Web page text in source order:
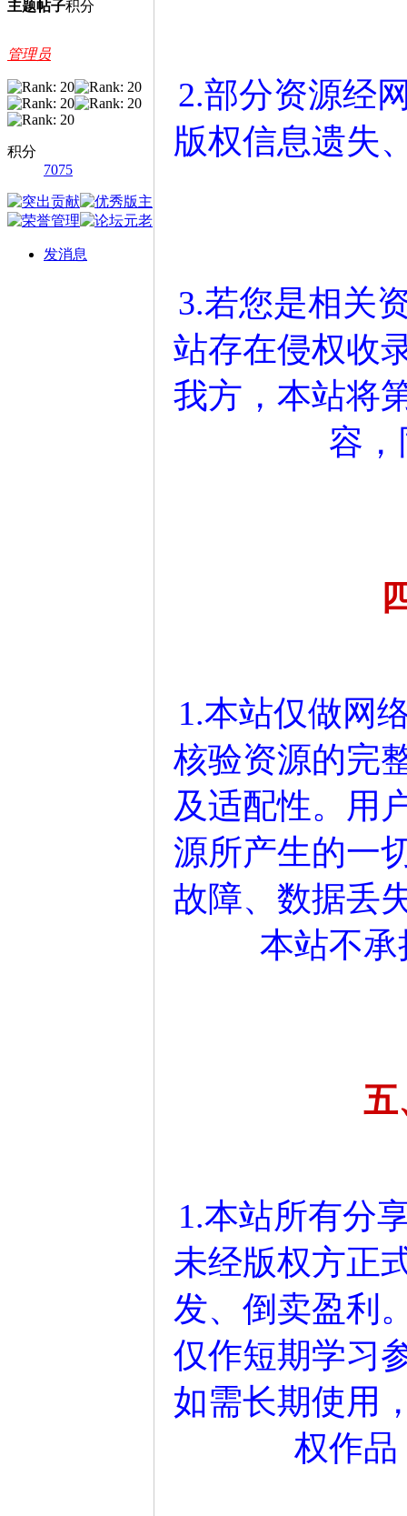
主题帖子积分
管理员
积分
7075
发消息
2.部分资源经
版权信息遗失
3.若您是相关
站存在侵权收
我方，本站将
容
1.本站仅做网
核验资源的完
及适配性。用
源所产生的一
故障、数据丢
本站不
五
1.本站所有分
未经版权方正
发、倒卖盈利
仅作短期学习
如需长期使用
权作